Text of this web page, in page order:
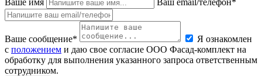
Ваше сообщение*
Я ознакомлен
с положением и даю свое согласие ООО Фасад-комплект на
обработку для выполнения указанного запроса ответственным
сотрудником.